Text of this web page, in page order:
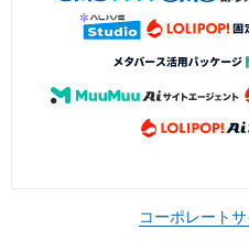
コーポレートサ